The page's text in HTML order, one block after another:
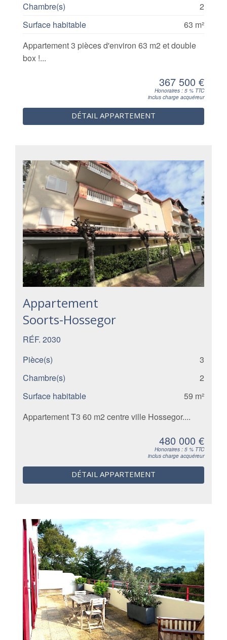
Chambre(s)
2
Surface habitable
63 m²
Appartement 3 pièces d'environ 63 m2 et double
box !...
367 500 €
Honoraires : 5 % TTC
inclus charge acquéreur
DÉTAIL APPARTEMENT
Appartement
Soorts-Hossegor
RÉF. 2030
Pièce(s)
3
Chambre(s)
2
Surface habitable
59 m²
Appartement T3 60 m2 centre ville Hossegor....
480 000 €
Honoraires : 5 % TTC
inclus charge acquéreur
DÉTAIL APPARTEMENT